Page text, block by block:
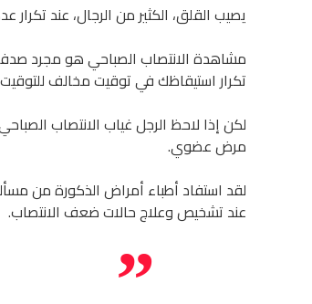
يصيب القلق، الكثير من الرجال، عند
مشاهدة الانتصاب الصباحي هو مجرد
تكرار استيقاظك في توقيت مخالف
لكن إذا لاحظ الرجل غياب الانتصاب
مرض عضوي.
لقد استفاد أطباء أمراض الذكورة من
عند تشخيص وعلاج حالات ضعف الانتصاب.